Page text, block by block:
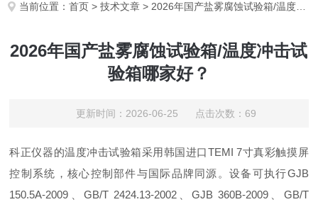
当前位置：首页 >技术文章 > 2026年国产盐雾腐蚀试验箱/温度冲击试验箱哪家好？
2026年国产盐雾腐蚀试验箱/温度冲击试
验箱哪家好？
更新时间：2026-06-25 点击次数：69
科正仪器的温度冲击试验箱采用韩国进口TEMI 7寸真彩触摸屏
控制系统，核心控制部件与国际品牌同源。设备可执行GJB
150.5A-2009、GB/T 2424.13-2002、GJB 360B-2009、GB/T